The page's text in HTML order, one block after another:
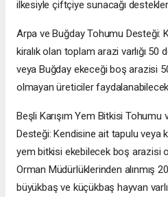
ilkesiyle çiftçiye sunacağı
Arpa ve Buğday Tohumu Desteği:
kiralık olan toplam arazi varlığı 50
veya Buğday ekeceği boş arazisi
olmayan üreticiler
Beşli Karışım Yem Bitkisi
Desteği: Kendisine ait tapulu veya
yem bitkisi ekebilecek boş arazisi
Orman Müdürlüklerinden alınmış
büyükbaş ve küçükbaş hayvan